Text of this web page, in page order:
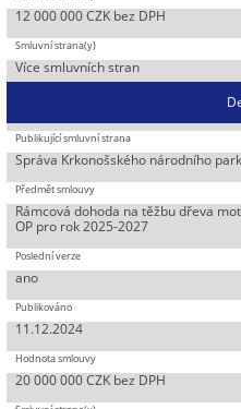
12 000 000 CZK bez DPH
Více smluvních stran
Správa Krkonošského národního
Rámcová dohoda na těžbu dřeva
OP pro rok 2025-2027
ano
11.12.2024
20 000 000 CZK bez DPH